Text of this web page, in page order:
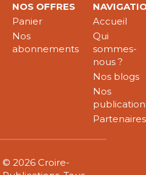
NOS OFFRES
Panier
Nos
abonnements
Accueil
Qui
sommes-
nous ?
Nos blogs
Nos
Partenaires
© 2026 Croire-